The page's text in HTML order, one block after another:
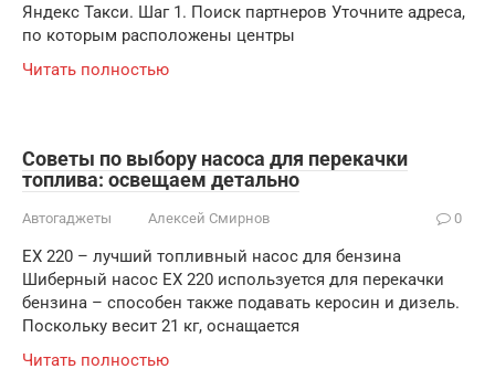
Яндекс Такси. Шаг 1. Поиск партнеров Уточните адреса,
по которым расположены центры
Читать полностью
Советы по выбору насоса для перекачки
топлива: освещаем детально
Автогаджеты Алексей Смирнов 0
EX 220 – лучший топливный насос для бензина
Шиберный насос EX 220 используется для перекачки
бензина – способен также подавать керосин и дизель.
Поскольку весит 21 кг, оснащается
Читать полностью